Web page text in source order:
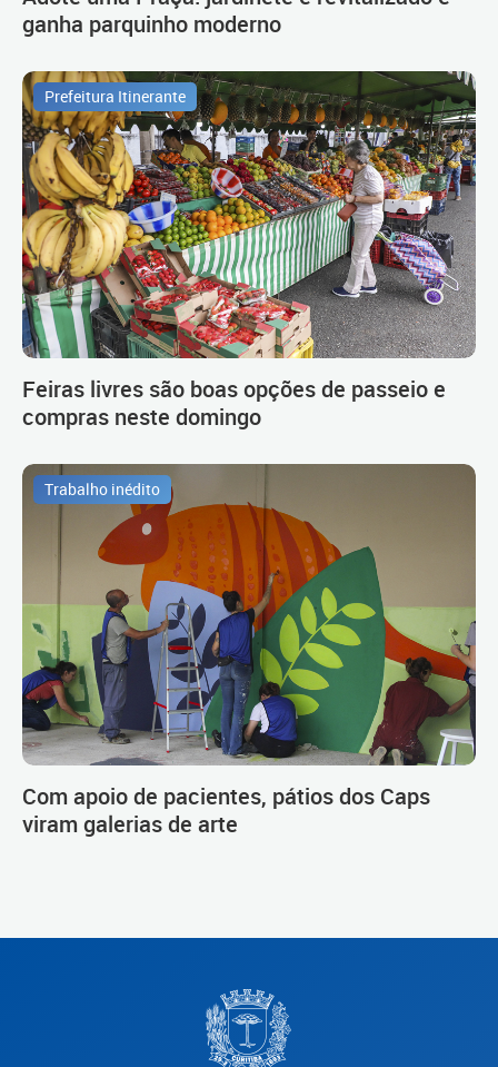
ganha parquinho moderno
Prefeitura Itinerante
Feiras livres são boas opções de passeio e
compras neste domingo
Trabalho inédito
Com apoio de pacientes, pátios dos Caps
viram galerias de arte